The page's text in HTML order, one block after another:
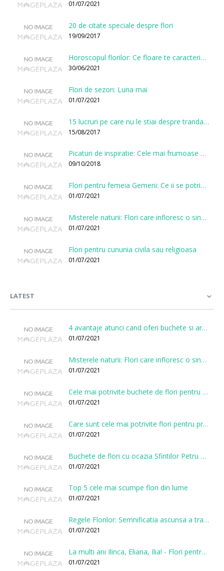
01/07/2021
20 de citate speciale despre flori
19/09/2017
Horoscopul florilor: Ce floare te caracterizeaza in functie de ziua nasterii?
30/06/2021
Flori de sezon: Luna mai
01/07/2021
15 lucruri pe care nu le stiai despre trandafiri
15/08/2017
Picaturi de inspiratie: Cele mai frumoase citate despre flori
09/10/2018
Flori pentru femeia Gemeni: Ce ii se potriveste, ce ii poarta noroc si ce o caracterizeaza?
01/07/2021
Misterele naturii: Flori care infloresc o singura data la cateva sute de ani
01/07/2021
Flori pentru cununia civila sau religioasa
01/07/2021
LATEST
4 avantaje atunci cand oferi buchete si aranjamente printr-o florarie online
01/07/2021
Misterele naturii: Flori care infloresc o singura data la cateva sute de ani
01/07/2021
Cele mai potrivite buchete de flori pentru onomastici
01/07/2021
Care sunt cele mai potrivite flori pentru prima intalnire?
01/07/2021
Buchete de flori cu ocazia Sfintilor Petru si Pavel
01/07/2021
Top 5 cele mai scumpe flori din lume
01/07/2021
Regele Florilor: Semnificatia ascunsa a trandafirului
01/07/2021
La multi ani Ilinca, Eliana, Ilia! - Flori pentru doamnele sarbatorite de Sfantul Ilie
01/07/2021